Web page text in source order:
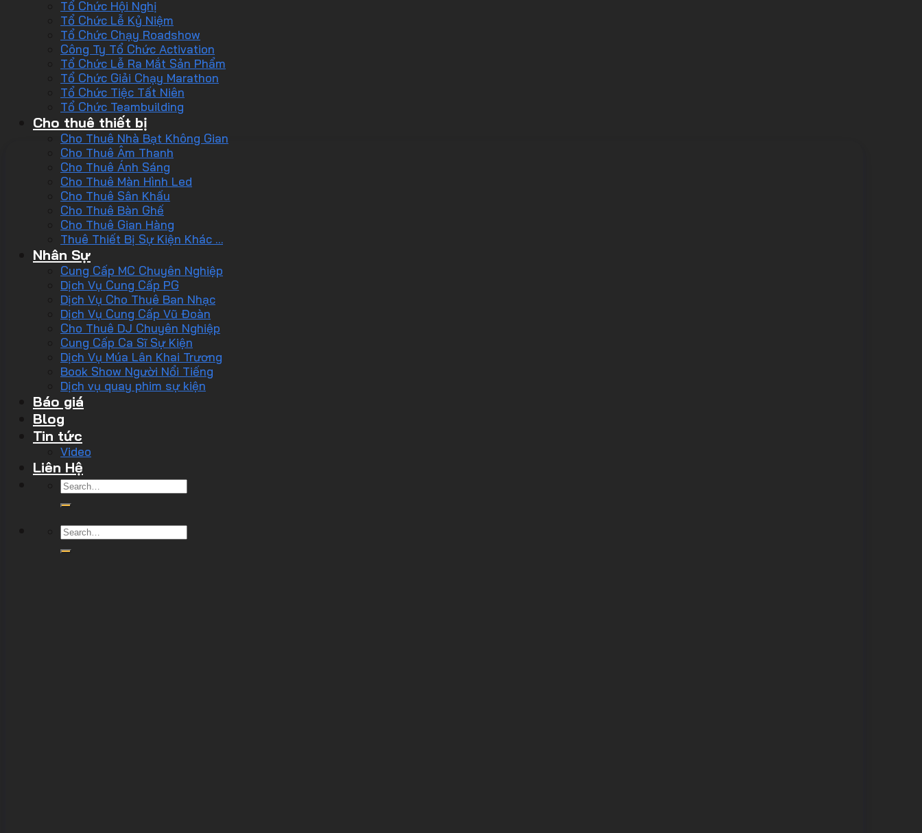
Tổ Chức Hội Nghị
Tổ Chức Lễ Kỷ Niệm
Tổ Chức Chạy Roadshow
Công Ty Tổ Chức Activation
Tổ Chức Lễ Ra Mắt Sản Phẩm
Tổ Chức Giải Chạy Marathon
Tổ Chức Tiệc Tất Niên
Tổ Chức Teambuilding
Cho thuê thiết bị
Cho Thuê Nhà Bạt Không Gian
Cho Thuê Âm Thanh
Cho Thuê Ánh Sáng
Cho Thuê Màn Hình Led
Cho Thuê Sân Khấu
Cho Thuê Bàn Ghế
Cho Thuê Gian Hàng
Thuê Thiết Bị Sự Kiện Khác …
Nhân Sự
Cung Cấp MC Chuyên Nghiệp
Dịch Vụ Cung Cấp PG
Dịch Vụ Cho Thuê Ban Nhạc
Dịch Vụ Cung Cấp Vũ Đoàn
Cho Thuê DJ Chuyên Nghiệp
Cung Cấp Ca Sĩ Sự Kiện
Dịch Vụ Múa Lân Khai Trương
Book Show Người Nổi Tiếng
Dịch vụ quay phim sự kiện
Báo giá
Blog
Tin tức
Video
Liên Hệ